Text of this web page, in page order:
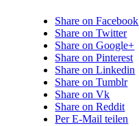
Share on Facebook
Share on Twitter
Share on Google+
Share on Pinterest
Share on Linkedin
Share on Tumblr
Share on Vk
Share on Reddit
Per E-Mail teilen